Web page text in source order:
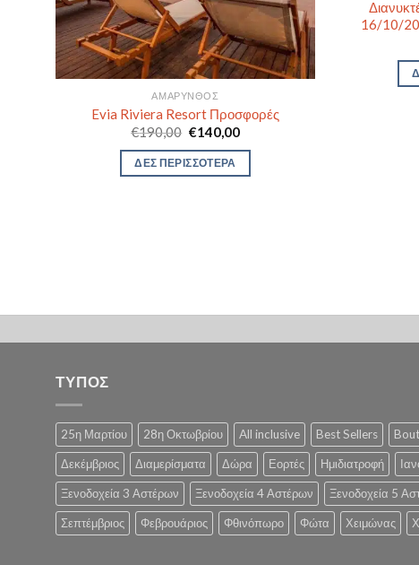
ΑΜΆΡΥΝΘΟΣ
Evia Riviera Resort Προσφορές
€190,00 Original
was:
€190,00.
€140,00Η
είναι:
ΔΕΣ ΠΕΡΙΣΣΟΤΕΡΑ
16/10/
ΤΥΠΟΣ
25η Μαρτίου 28η Οκτωβρίου All inclusive Best Sellers
Δεκέμβριος Διαμερίσματα Δώρα Εορτές Ημιδιατροφή
Ξενοδοχεία 3 Αστέρων Ξενοδοχεία 4 Αστέρων Ξενοδοχεία 5
Σεπτέμβριος Φεβρουάριος Φθινόπωρο Φώτα Χειμώνας